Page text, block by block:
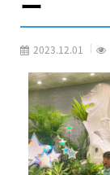
2023.12.01